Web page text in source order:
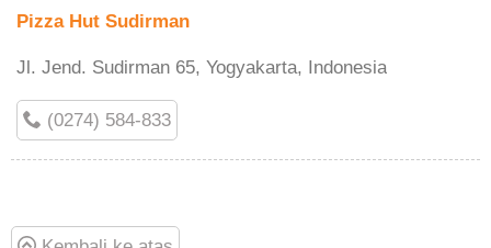
Pizza Hut Sudirman
Jl. Jend. Sudirman 65, Yogyakarta, Indonesia
(0274) 584-833